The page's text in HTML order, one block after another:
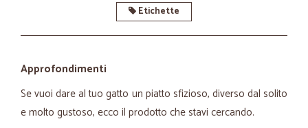
Etichette
Approfondimenti
Se vuoi dare al tuo gatto un piatto sfizioso, diverso dal solito
e molto gustoso, ecco il prodotto che stavi cercando.